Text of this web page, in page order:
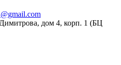
дом 4, корп. 1 (БЦ